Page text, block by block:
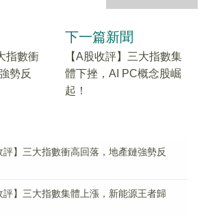
指數衝
勢反
下一篇新聞
【A股收評】三大指數集
體下挫，AI PC概念股崛
起！
評】三大指數衝高回落，地產鏈強勢反
評】三大指數集體上漲，新能源王者歸